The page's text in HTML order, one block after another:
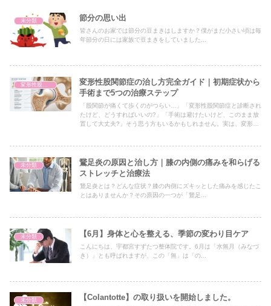
未分類 節分の思い出
皆さんのお家では節分の豆まきはしますか？僕がまだ小さい頃は毎
年節分の日には家族で豆まきをしていました...
変形性股関節症の治し方完全ガイド｜初期症状から
手術まで5つの治療ステップ
「股関節が痛くて歩くのがつらい…」「変形性股関節症と診断され
たけど、どうすればいいの?」「手術は避けたいけど、このまま放
置して大丈夫?」そう思う方もいるかもしれません。実は、変形性
形性股関節症の初期症状の見極め方から、保存療法・リハビリ・手
術まで、段階に応じた5つの治療ステップを実際の体験談を交えな
がら詳しく解説します。
未分類
鵞足炎の原因と治し方｜膝の内側の痛みを和らげる
ストレッチと治療法
鵞足炎とは？どんな症状？膝の内側にズキッとした痛みを感じたこ
とはありませんか？その原因の一つが「鵞足...
未分類 【6月】身体と心を整える、季節の変わり目ケア
こんにちは、宇都宮すずたつ整体院です。6月は「水無月（みなづ
き）」とも呼ばれますが、この「無」は「の...
未分類 【Colantotte】の取り扱いを開始しました。